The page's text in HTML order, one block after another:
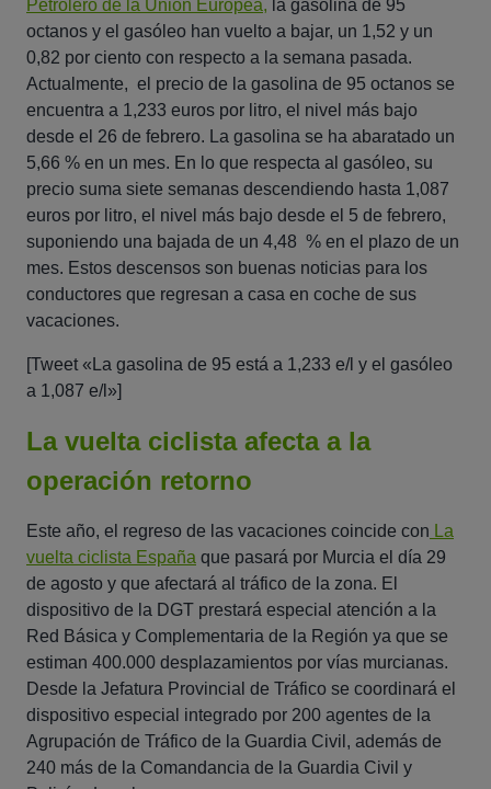
Petrolero de la Unión Europea, la gasolina de 95
octanos y el gasóleo han vuelto a bajar, un 1,52 y un
0,82 por ciento con respecto a la semana pasada.
Actualmente, el precio de la gasolina de 95 octanos se
encuentra a 1,233 euros por litro, el nivel más bajo
desde el 26 de febrero. La gasolina se ha abaratado un
5,66 % en un mes. En lo que respecta al gasóleo, su
precio suma siete semanas descendiendo hasta 1,087
euros por litro, el nivel más bajo desde el 5 de febrero,
suponiendo una bajada de un 4,48 % en el plazo de un
mes. Estos descensos son buenas noticias para los
conductores que regresan a casa en coche de sus
vacaciones.
[Tweet «La gasolina de 95 está a 1,233 e/l y el gasóleo
a 1,087 e/l»]
La vuelta ciclista afecta a la
operación retorno
Este año, el regreso de las vacaciones coincide con La
vuelta ciclista España que pasará por Murcia el día 29
de agosto y que afectará al tráfico de la zona. El
dispositivo de la DGT prestará especial atención a la
Red Básica y Complementaria de la Región ya que se
estiman 400.000 desplazamientos por vías murcianas.
Desde la Jefatura Provincial de Tráfico se coordinará el
dispositivo especial integrado por 200 agentes de la
Agrupación de Tráfico de la Guardia Civil, además de
240 más de la Comandancia de la Guardia Civil y